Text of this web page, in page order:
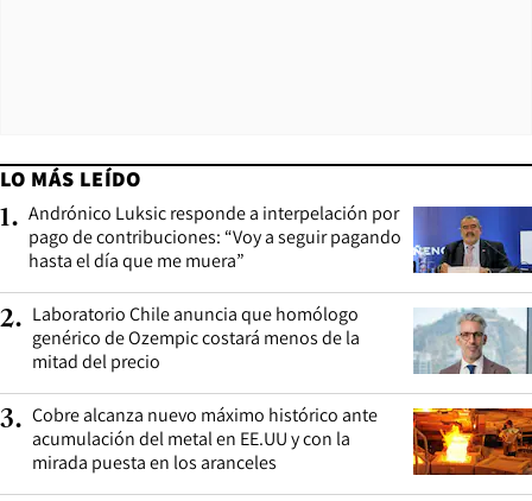
LO MÁS LEÍDO
1. Andrónico Luksic responde a interpelación por
pago de contribuciones: “Voy a seguir pagando
hasta el día que me muera”
2. Laboratorio Chile anuncia que homólogo
genérico de Ozempic costará menos de la
mitad del precio
3. Cobre alcanza nuevo máximo histórico ante
acumulación del metal en EE.UU y con la
mirada puesta en los aranceles